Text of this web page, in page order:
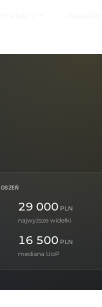
29 000 PLN
najwyższe widełki
16 500 PLN
mediana UoP